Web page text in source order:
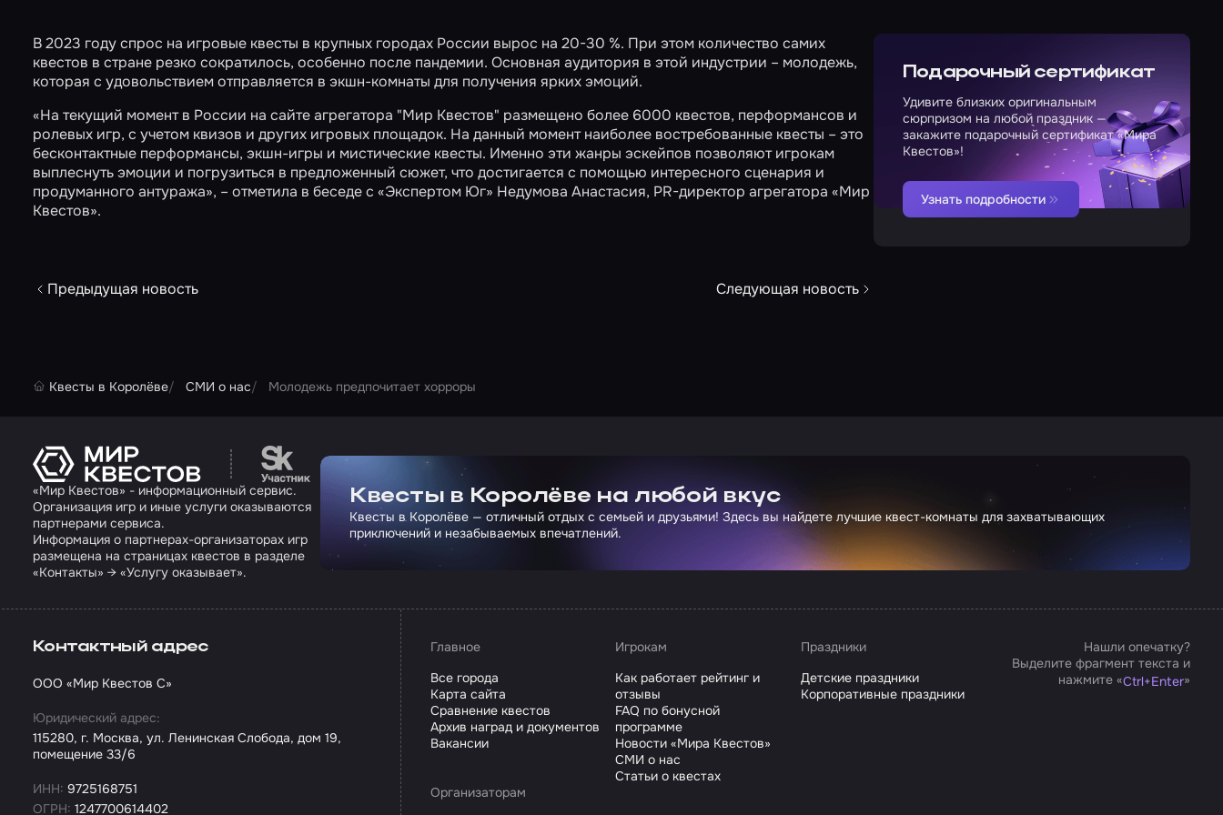
В 2023 году спрос на игровые квесты в крупных городах России вырос на 20-30 %. При этом количество самих
квестов в стране резко сократилось, особенно после пандемии. Основная аудитория в этой индустрии – молодежь,
которая с удовольствием отправляется в экшн-комнаты для получения ярких эмоций.
«На текущий момент в России на сайте агрегатора "Мир Квестов" размещено более 6000 квестов, перформансов и
ролевых игр, с учетом квизов и других игровых площадок. На данный момент наиболее востребованные квесты – это
бесконтактные перформансы, экшн-игры и мистические квесты. Именно эти жанры эскейпов позволяют игрокам
выплеснуть эмоции и погрузиться в предложенный сюжет, что достигается с помощью интересного сценария и
продуманного антуража», – отметила в беседе с «Экспертом Юг» Недумова Анастасия, PR-директор агрегатора «Мир
Квестов».
Предыдущая новость Следующая новость
Подарочный сертификат
Удивите близких оригинальным
сюрпризом на любой праздник —
закажите подарочный сертификат «Мира
Квестов»!
Узнать подробности
Квесты в Королёве СМИ о нас Молодежь предпочитает хорроры
Перейти на сайт партнера Сколково
«Мир Квестов» - информационный сервис.
Организация игр и иные услуги оказываются
партнерами сервиса.
Информация о партнерах-организаторах игр
размещена на страницах квестов в разделе
«Контакты» → «Услугу оказывает».
Квесты в Королёве на любой вкус
Квесты в Королёве — отличный отдых с семьей и друзьями! Здесь вы найдете лучшие квест-комнаты для захватывающих
приключений и незабываемых впечатлений.
Контактный адрес
ООО «Мир Квестов С»
Юридический адрес:
115280, г. Москва, ул. Ленинская Слобода, дом 19,
помещение 33/6
ИНН: 9725168751
ОГРН: 1247700614402
Главное
Все города
Карта сайта
Сравнение квестов
Архив наград и документов
Вакансии
Игрокам
Как работает рейтинг и
отзывы
FAQ по бонусной
программе
Новости «Мира Квестов»
СМИ о нас
Статьи о квестах
Праздники
Детские праздники
Корпоративные праздники
Организаторам
Нашли опечатку?
Выделите фрагмент текста и
нажмите «Ctrl+Enter»